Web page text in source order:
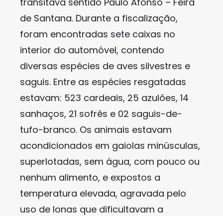
de Santana. Durante a fiscalização,
foram encontradas sete caixas no
interior do automóvel, contendo
diversas espécies de aves silvestres e
saguis. Entre as espécies resgatadas
estavam: 523 cardeais, 25 azulões, 14
sanhaços, 21 sofrês e 02 saguis-de-
tufo-branco. Os animais estavam
acondicionados em gaiolas minúsculas,
superlotadas, sem água, com pouco ou
nenhum alimento, e expostos a
temperatura elevada, agravada pelo
uso de lonas que dificultavam a